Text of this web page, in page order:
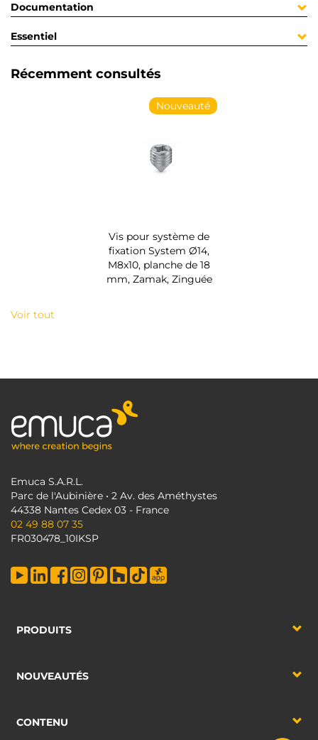
Documentation
Essentiel
Récemment consultés
Nouveauté
Vis pour système de
fixation System Ø14,
M8x10, planche de 18
mm, Zamak, Zinguée
Voir tout
Emuca S.A.R.L.
Parc de l'Aubinière • 2 Av. des Améthystes
44338 Nantes Cedex 03 - France
02 49 88 07 35
FR030478_10IKSP
PRODUITS
NOUVEAUTÉS
CONTENU